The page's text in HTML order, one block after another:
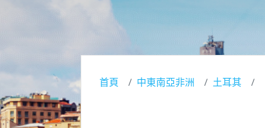
首頁 中東南亞非洲 土耳其